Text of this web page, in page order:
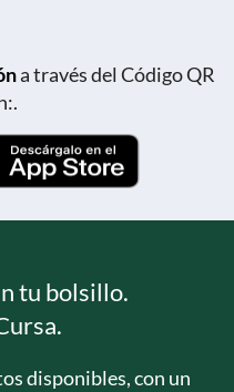
a través del Código QR
tu bolsillo.
disponibles, con un